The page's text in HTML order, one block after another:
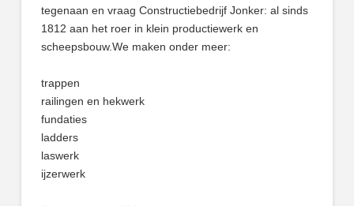
tegenaan en vraag Constructiebedrijf Jonker: al sinds
1812 aan het roer in klein productiewerk en
scheepsbouw.We maken onder meer:
trappen
railingen en hekwerk
fundaties
ladders
laswerk
ijzerwerk